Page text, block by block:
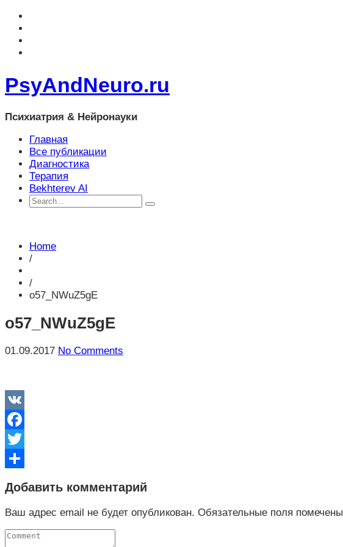
PsyAndNeuro.ru
Психиатрия & Нейронауки
Главная
Все публикации
Диагностика
Терапия
Bekhterev AI
Home
/
/
o57_NWuZ5gE
o57_NWuZ5gE
01.09.2017 No Comments
VK
Facebook
Twitter
Добавить комментарий
Ваш адрес email не будет опубликован. Обязательные поля помечены